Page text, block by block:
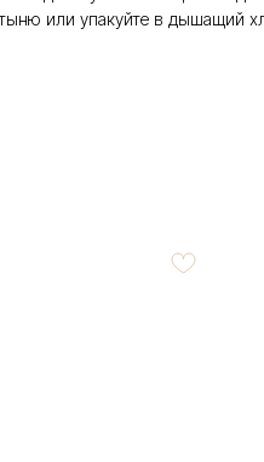
или упакуйте в дышащий